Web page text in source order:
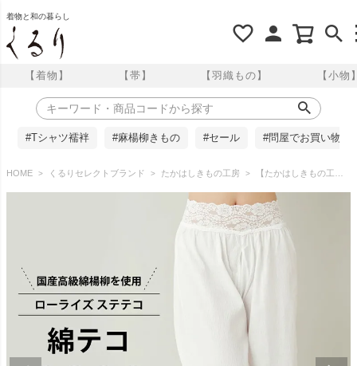
着物と和の暮らし
【着物】 【帯】 【羽織もの】 【小物
#Tシャツ襦袢 #麻楊柳きもの #セール #問屋でお買い物
HOME くるりセレクトブランド たかはしきもの工房 【たかはしきもの工房】ショーツ感覚ではける一枚 ローライズステテコ 綿テコ